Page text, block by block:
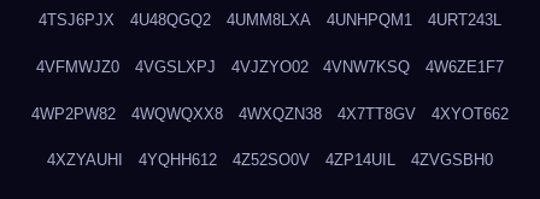
4TSJ6PJX 4U48QGQ2 4UMM8LXA 4UNHPQM1 4URT243L
4VFMWJZ0 4VGSLXPJ 4VJZYO02 4VNW7KSQ 4W6ZE1F7
4WP2PW82 4WQWQXX8 4WXQZN38 4X7TT8GV 4XYOT662
4XZYAUHI 4YQHH612 4Z52SO0V 4ZP14UIL 4ZVGSBH0